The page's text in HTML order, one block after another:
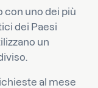
con uno dei più
dei Paesi
un
al mese